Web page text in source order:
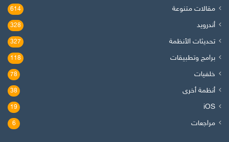
مقالات متنوعة 614
أندرويد 328
تحديثات الأنظمة 327
برامج وتطبيقات 118
خلفيات 78
أنظمة أخرى 38
iOS
19
مراجعات 6